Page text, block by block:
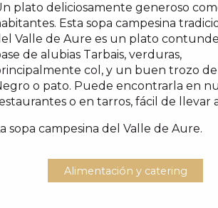
plato deliciosamente generoso
Esta sopa campesina
Valle de Aure es un plato
de alubias Tarbais, verduras,
col, y un buen trozo
o pato. Puede encontrarla en
o en tarros, fácil de llevar
sopa campesina del Valle de Aure.
Alimentación y catering